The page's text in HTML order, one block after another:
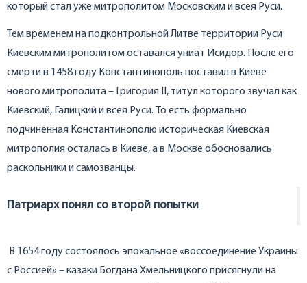
который стал уже митрополитом Московским и всея Руси.
Тем временем на подконтрольной Литве территории Руси
Киевским митрополитом оставался униат Исидор. После его
смерти в 1458 году Константинополь поставил в Киеве
нового митрополита – Григория II, титул которого звучал как
Киевский, Галицкий и всея Руси. То есть формально
подчиненная Константинополю историческая Киевская
митрополия осталась в Киеве, а в Москве обосновались
раскольники и самозванцы.
Патриарх понял со второй попытки
В 1654 году состоялось эпохальное «воссоединение Украины
с Россией» – казаки Богдана Хмельницкого присягнули на